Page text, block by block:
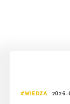
#WIEDZA